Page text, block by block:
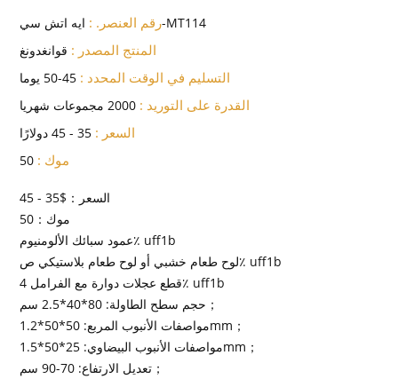
رقم العنصر. :ايه اتش سي-MT114
المنتج المصدر : قوانغدونغ
التسليم في الوقت المحدد : 45-50 يوما
القدرة على التوريد : 2000 مجموعات شهريا
السعر : 35 - 45 دولارًا
موك : 50
السعر：$35 - 45
موك：50
عمود سبائك الألومنيوم٪ uff1b
لوح طعام خشبي أو لوح طعام بلاستيكي ص٪ uff1b
4 قطع عجلات دوارة مع الفرامل٪ uff1b
حجم سطح الطاولة: 80*40*2.5 سم；
مواصفات الأنبوب المربع: 50*50*1.2mm；
مواصفات الأنبوب البيضاوي: 25*50*1.5mm；
تعديل الارتفاع: 70-90 سم；